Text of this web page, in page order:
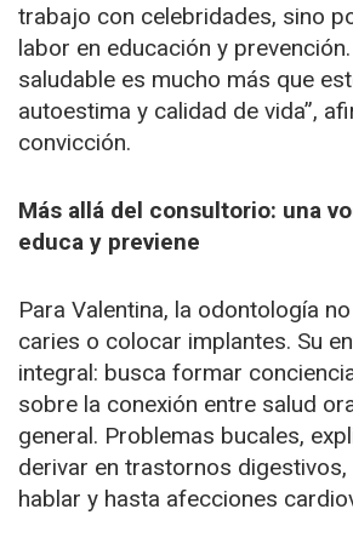
trabajo con celebridades, sino
labor en educación y
saludable es mucho más que
autoestima y calidad de vida”,
convicción.
Más allá del consultorio: una
educa y previene
Para Valentina, la odontología
caries o colocar implantes. Su
integral: busca formar
sobre la conexión entre salud
general. Problemas bucales,
derivar en trastornos
hablar y hasta afecciones